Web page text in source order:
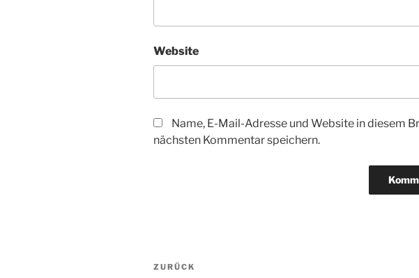
Website
Name, E-Mail-Adresse und Website in diesem
nächsten Kommentar speichern.
Beitragsnavigation
Vorheriger
ZURÜCK